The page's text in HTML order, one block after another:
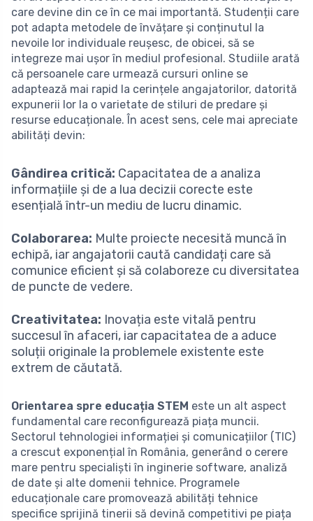
care devine din ce în ce mai importantă. Studenții care
pot adapta metodele de învățare și conținutul la
nevoile lor individuale reușesc, de obicei, să se
integreze mai ușor în mediul profesional. Studiile arată
că persoanele care urmează cursuri online se
adaptează mai rapid la cerințele angajatorilor, datorită
expunerii lor la o varietate de stiluri de predare și
resurse educaționale. În acest sens, cele mai apreciate
abilități devin:
Gândirea critică: Capacitatea de a analiza
informațiile și de a lua decizii corecte este
esențială într-un mediu de lucru dinamic.
Colaborarea: Multe proiecte necesită muncă în
echipă, iar angajatorii caută candidați care să
comunice eficient și să colaboreze cu diversitatea
de puncte de vedere.
Creativitatea: Inovația este vitală pentru
succesul în afaceri, iar capacitatea de a aduce
soluții originale la problemele existente este
extrem de căutată.
Orientarea spre educația STEM este un alt aspect
fundamental care reconfigurează piața muncii.
Sectorul tehnologiei informației și comunicațiilor (TIC)
a crescut exponențial în România, generând o cerere
mare pentru specialiști în inginerie software, analiză
de date și alte domenii tehnice. Programele
educaționale care promovează abilități tehnice
specifice sprijină tinerii să devină competitivi pe piața